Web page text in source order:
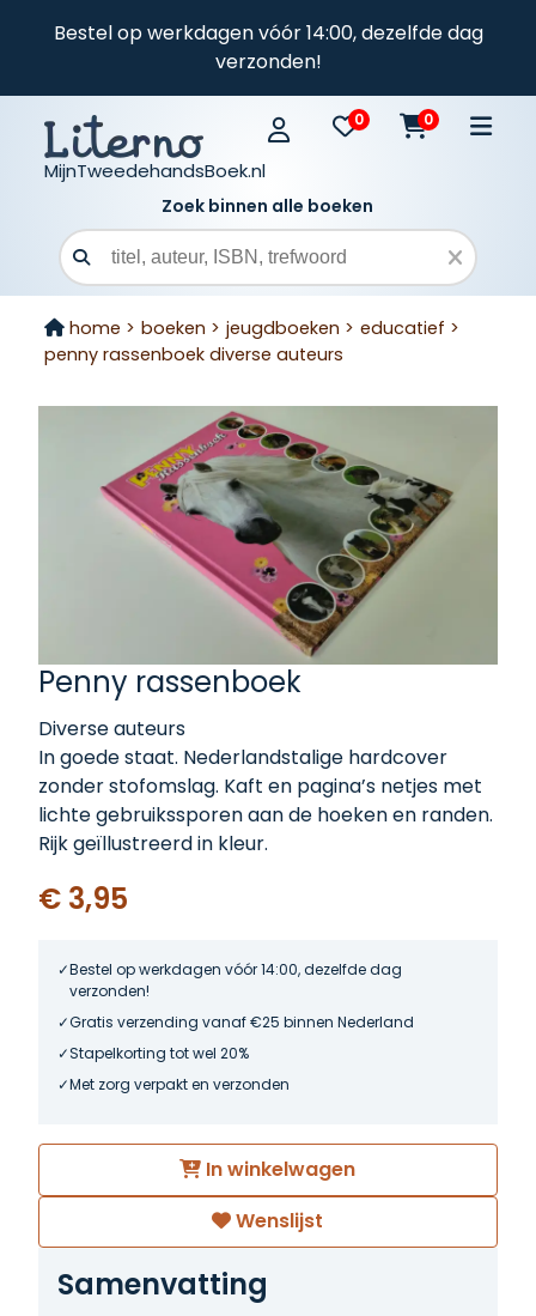
Bestel op werkdagen vóór 14:00, dezelfde dag
verzonden!
MijnTweedehandsBoek.nl
0 0
Zoek binnen alle boeken
Zoekveld
home > boeken > jeugdboeken > educatief >
penny rassenboek diverse auteurs
Penny rassenboek
Diverse auteurs
In goede staat. Nederlandstalige hardcover
zonder stofomslag. Kaft en pagina’s netjes met
lichte gebruikssporen aan de hoeken en randen.
Rijk geïllustreerd in kleur.
€ 3,95
Bestel op werkdagen vóór 14:00, dezelfde dag
verzonden!
Gratis verzending vanaf €25 binnen Nederland
Stapelkorting tot wel 20%
Met zorg verpakt en verzonden
In winkelwagen
Wenslijst
Samenvatting